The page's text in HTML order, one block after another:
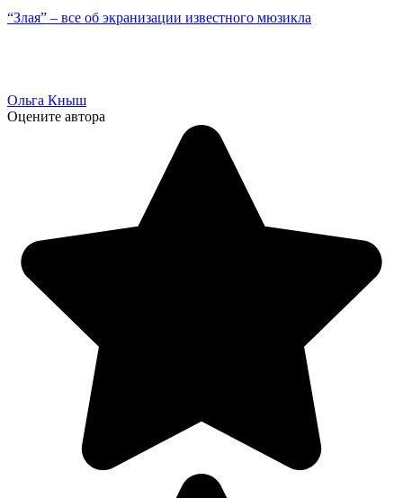
“Злая” – все об экранизации известного мюзикла
Ольга Кныш
Оцените автора